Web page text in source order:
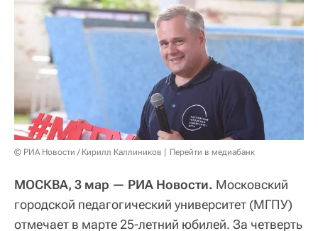
© РИА Новости / Кирилл Каллиников Перейти в медиабанк
МОСКВА, 3 мар — РИА Новости. Московский
городской педагогический университет (МГПУ)
отмечает в марте 25-летний юбилей. За четверть